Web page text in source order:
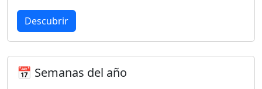
Descubrir
📅 Semanas del año